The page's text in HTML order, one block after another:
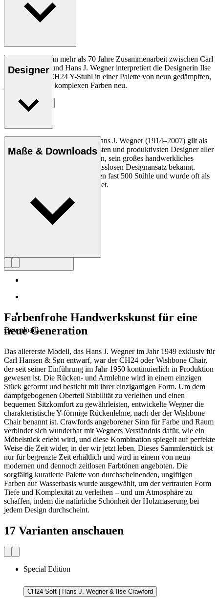
Als Hommage an mehr als 70 Jahre Zusammenarbeit zwischen Carl
Hansen & Søn und Hans J. Wegner interpretiert die Designerin Ilse
Crawford den CH24 Y-Stuhl in einer Palette von neun gedämpften,
jedoch zugleich komplexen Farben neu.
Entdecke mehr
Designer
Der dänische Möbeldesigner Hans J. Wegner (1914–2007) gilt als
einer der kreativsten, innovativsten und produktivsten Designer aller
Zeiten und ist für seine Präzision, sein großes handwerkliches
Geschick und seinen kompromisslosen Designansatz bekannt.
Wegner entwarf in seinem Leben fast 500 Stühle und wurde oft als
der Meister des Stuhls bezeichnet.
Profil Hans J. Wegner
Maße & Downloads
Downloads
Farbenfrohe Handwerkskunst für eine
neue Generation
Das allererste Modell, das Hans J. Wegner im Jahr 1949 exklusiv für
Carl Hansen & Søn entwarf, war der CH24 oder Wishbone Chair,
der seit seiner Einführung im Jahr 1950 kontinuierlich in Produktion
gewesen ist. Die Rücken- und Armlehne wird in einem einzigen
Stück geformt und besticht mit ihrer einzigartigen Form. Um dem
dampfgebogenen Oberteil Stabilität zu verleihen und einen
bequemen Sitzkomfort zu gewährleisten, entwickelte Wegner die
charakteristische Y-förmige Rückenlehne, nach der der Wishbone
Chair benannt ist. Crawfords angeborener Sinn für Farbe und Raum
verbindet sich wunderbar mit Wegners Verständnis dafür, wie ein
Möbelstück erlebt wird, und diese Kombination spiegelt auf perfekte
Weise die Zeit wider, in der wir jetzt leben. Dieses Sammlerstück ist
nur für begrenzte Zeit erhältlich und wird in einem von neun
modernen und dennoch zeitlosen Farbtönen angeboten. Die
sorgfältig kuratierte Palette von durchscheinenden, ungiftigen
Farben auf Wasserbasis wurde ausgewählt, um der vertrauten Form
Tiefe und Komplexität zu verleihen – und um Atmosphäre zu
schaffen, indem die natürliche Schönheit der Holzmaserung bei
jedem Design durchscheint.
17 Varianten anschauen
Special Edition
CH24 Soft | Hans J. Wegner & Ilse Crawford